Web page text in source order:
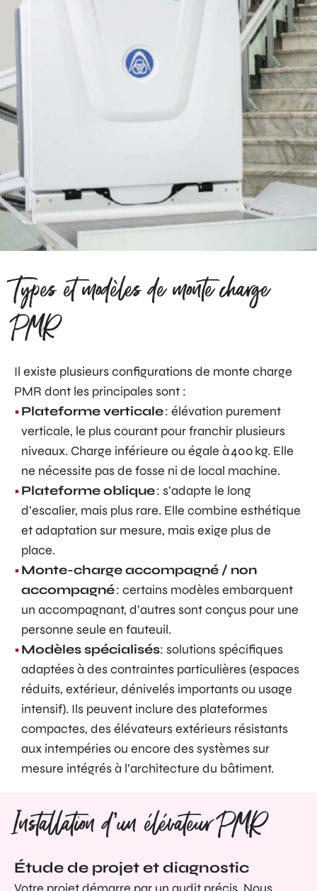
Types et modèles de monte charge
PMR
Il existe plusieurs configurations de monte charge
PMR dont les principales sont :
Plateforme verticale: élévation purement
verticale, le plus courant pour franchir plusieurs
niveaux. Charge inférieure ou égale à 400 kg. Elle
ne nécessite pas de fosse ni de local machine.
Plateforme oblique: s’adapte le long
d’escalier, mais plus rare. Elle combine esthétique
et adaptation sur mesure, mais exige plus de
place.
Monte-charge accompagné / non
accompagné: certains modèles embarquent
un accompagnant, d’autres sont conçus pour une
personne seule en fauteuil.
Modèles spécialisés: solutions spécifiques
adaptées à des contraintes particulières (espaces
réduits, extérieur, dénivelés importants ou usage
intensif). Ils peuvent inclure des plateformes
compactes, des élévateurs extérieurs résistants
aux intempéries ou encore des systèmes sur
mesure intégrés à l’architecture du bâtiment.
Installation d’un élévateur PMR
Étude de projet et diagnostic